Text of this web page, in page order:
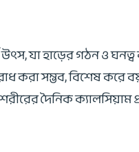
যা হাড়ের গঠন ও
করা সম্ভব, বিশেষ করে
দৈনিক